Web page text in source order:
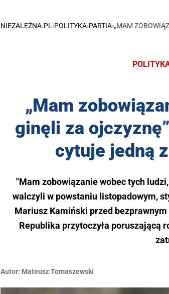
NIEZALEŻNA.PL ›POLITYKA›PARTIA›„MAM
„Mam
ginęli za
cytuje jedną
"Mam zobowiązanie wobec tych
walczyli w powstaniu listopadowym,
Mariusz Kamiński przed
Republika przytoczyła poruszającą
Autor: Mateusz Tomaszewski